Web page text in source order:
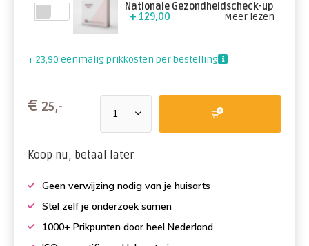
Nationale Gezondheidscheck-up
+ 129,00
Meer lezen
+ 23,90 eenmalig prikkosten per bestelling
€ 25,-
Koop nu, betaal later
Geen verwijzing nodig van je huisarts
Stel zelf je onderzoek samen
1000+ Prikpunten door heel Nederland